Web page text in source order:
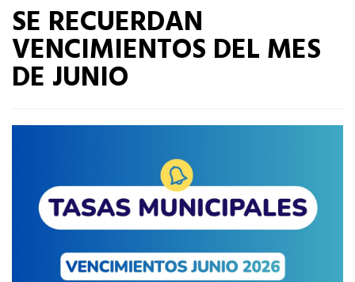
SE RECUERDAN
VENCIMIENTOS DEL MES
DE JUNIO